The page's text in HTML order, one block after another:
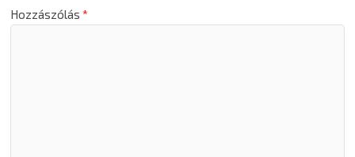
Hozzászólás*